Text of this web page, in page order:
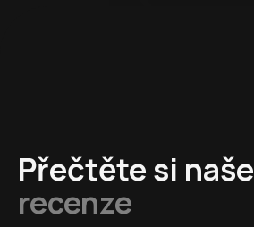
Přečtěte si naše
recenze